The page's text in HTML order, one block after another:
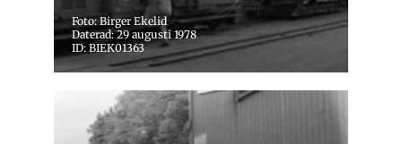
Foto: Birger Ekelid
Daterad: 29 augusti 1978
ID: BIEK01363